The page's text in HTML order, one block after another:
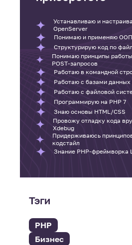
Устанавливаю и
OpenServer
Понимаю и применяю ООП
Структурирую код по
Понимаю принципы работы
POST-запросов
Работаю в командной
Работаю с базами данных
Работаю с файловой
Программирую на PHP 7
Знаю основы HTML/CSS
Провожу отладку кода
Xdebug
Придерживаюсь
кодстайл
Знание PHP-фреймворка
Тэги
PHP
Бизнес